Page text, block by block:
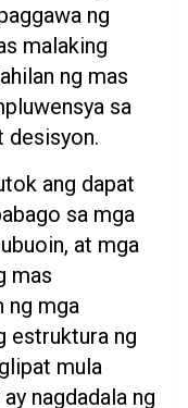
ng
malaking
ng mas
sa
desisyon.
ang dapat
sa mga
at mga
mas
ng mga
estruktura ng
mula
nagdadala ng